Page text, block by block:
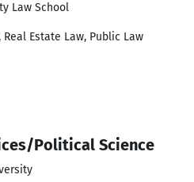
Law School
Estate Law, Public Law
Political Science